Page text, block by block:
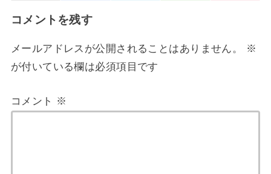
コメントを残す
メールアドレスが公開されることはありません。
※
が付いている欄は必須項目です
コメント ※